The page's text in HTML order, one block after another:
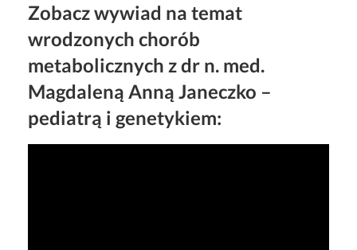
Zobacz wywiad na temat
wrodzonych chorób
metabolicznych z dr n. med.
Magdaleną Anną Janeczko –
pediatrą i genetykiem: